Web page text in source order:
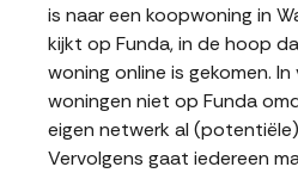
is naar een koopwoning in
kijkt op Funda, in de hoop
woning online is gekomen.
woningen niet op Funda
eigen netwerk al
Vervolgens gaat iedereen